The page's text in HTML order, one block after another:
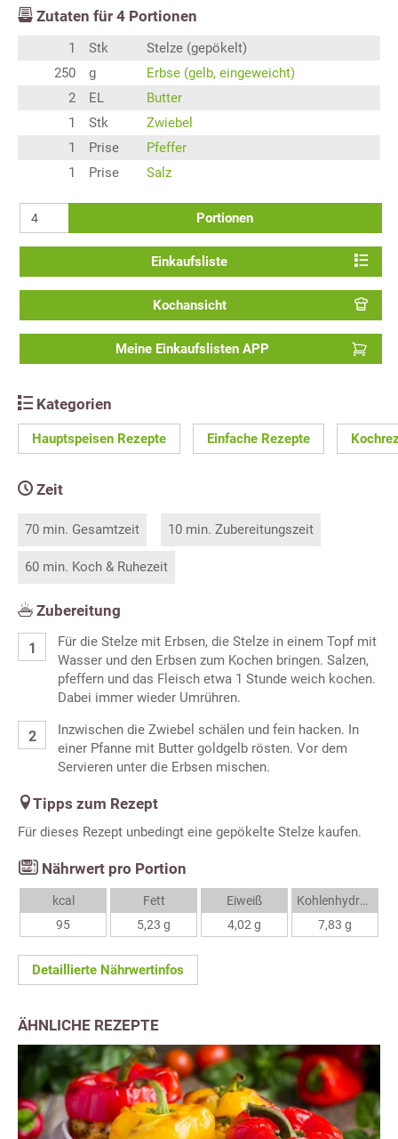
Zutaten für 4 Portionen
1 Stk
Stelze (gepökelt)
250
g
Erbse (gelb, eingeweicht)
2
EL
Butter
1
Stk
Zwiebel
1
Prise
Pfeffer
1
Prise Salz
Portionen
Einkaufsliste
Kochansicht
Meine Einkaufslisten APP
Kategorien
Hauptspeisen Rezepte Einfache Rezepte
Zeit
70 min. Gesamtzeit 10 min. Zubereitungszeit
60 min. Koch & Ruhezeit
Zubereitung
Für die Stelze mit Erbsen, die Stelze in einem Topf mit
Wasser und den Erbsen zum Kochen bringen. Salzen,
pfeffern und das Fleisch etwa 1 Stunde weich kochen.
Dabei immer wieder Umrühren.
Inzwischen die Zwiebel schälen und fein hacken. In
einer Pfanne mit Butter goldgelb rösten. Vor dem
Servieren unter die Erbsen mischen.
Tipps zum Rezept
Für dieses Rezept unbedingt eine gepökelte Stelze kaufen.
Nährwert pro Portion
kcal
95
Fett
5,23 g
Eiweiß
4,02 g
Kohlenhydrate
7,83 g
Detaillierte Nährwertinfos
ÄHNLICHE REZEPTE